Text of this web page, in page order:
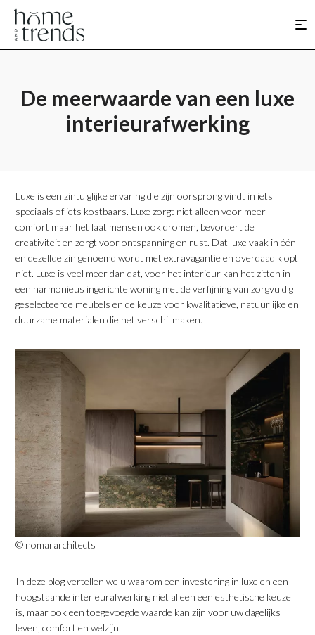
De meerwaarde van een luxe
interieurafwerking
Luxe is een zintuiglijke ervaring die zijn oorsprong vindt in iets
speciaals of iets kostbaars. Luxe zorgt niet alleen voor meer
comfort maar het laat mensen ook dromen, bevordert de
creativiteit en zorgt voor ontspanning en rust. Dat luxe vaak in één
en dezelfde zin genoemd wordt met extravagantie en overdaad klopt
niet. Luxe is veel meer dan dat, voor het interieur kan het zitten in
een harmonieus ingerichte woning met de verfijning van zorgvuldig
geselecteerde meubels en de keuze voor kwalitatieve, natuurlijke en
duurzame materialen die het verschil maken.
© nomararchitects
In deze blog vertellen we u waarom een investering in luxe en een
hoogstaande interieurafwerking niet alleen een esthetische keuze
is, maar ook een toegevoegde waarde kan zijn voor uw dagelijks
leven, comfort en welzijn.